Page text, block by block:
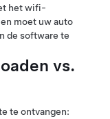
het wifi-
moet uw auto
de software te
vs.
te ontvangen: